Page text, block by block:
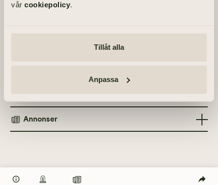
vår cookiepolicy.
Tillåt alla
Anpassa
Begravningsdagen
Hjärt-Lungfonden
TÄND ETT LJUS
Annonser
Göteborgs-Posten